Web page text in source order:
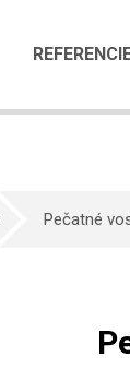
Pečatné